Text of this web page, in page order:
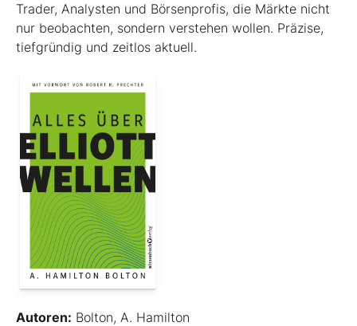
Trader, Analysten und Börsenprofis, die Märkte nicht
nur beobachten, sondern verstehen wollen. Präzise,
tiefgründig und zeitlos aktuell.
Autoren: Bolton, A. Hamilton